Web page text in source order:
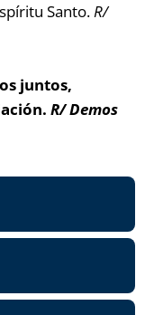
Santo.R/
juntos,
R/ Demos